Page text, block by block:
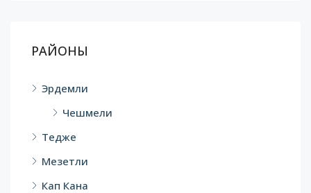
РАЙОНЫ
Эрдемли
Чешмели
Тедже
Мезетли
Кап Кана